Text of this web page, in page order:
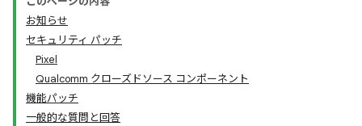
お知らせ
セキュリティ パッチ
Pixel
Qualcomm クローズドソース コンポーネント
機能パッチ
一般的な質問と回答